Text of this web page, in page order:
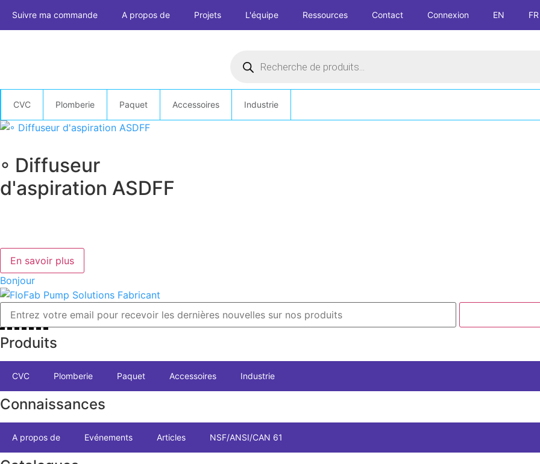
Suivre ma commande A propos de Projets L'équipe Ressources Contact Connexion EN FR
produits
CVC Plomberie Paquet Accessoires Industrie
◦ Diffuseur
d'aspiration ASDFF
En savoir plus
Bonjour
Produits
CVC Plomberie Paquet Accessoires Industrie
Connaissances
A propos de Evénements Articles NSF/ANSI/CAN 61